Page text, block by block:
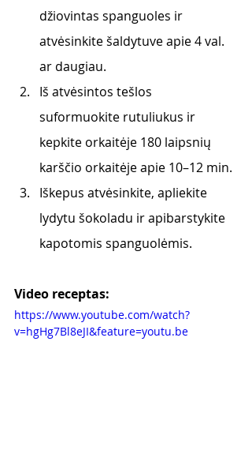
džiovintas spanguoles ir
atvėsinkite šaldytuve apie 4 val.
ar daugiau.
Iš atvėsintos tešlos
suformuokite rutuliukus ir
kepkite orkaitėje 180 laipsnių
karščio orkaitėje apie 10–12 min.
Iškepus atvėsinkite, apliekite
lydytu šokoladu ir apibarstykite
kapotomis spanguolėmis.
Video receptas:
https://www.youtube.com/watch?
v=hgHg7Bl8eJI&feature=youtu.be